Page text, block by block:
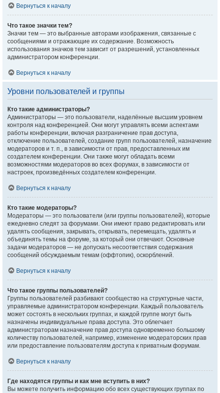
Вернуться к началу
Что такое значки тем?
Значки тем — это выбранные авторами изображения, связанные с
сообщениями и отражающие их содержание. Возможность
использования значков тем зависит от разрешений, установленных
администратором конференции.
Вернуться к началу
Уровни пользователей и группы
Кто такие администраторы?
Администраторы — это пользователи, наделённые высшим уровнем
контроля над конференцией. Они могут управлять всеми аспектами
работы конференции, включая разграничение прав доступа,
отключение пользователей, создание групп пользователей, назначение
модераторов и т. п., в зависимости от прав, предоставленных им
создателем конференции. Они также могут обладать всеми
возможностями модераторов во всех форумах, в зависимости от
настроек, произведённых создателем конференции.
Вернуться к началу
Кто такие модераторы?
Модераторы — это пользователи (или группы пользователей), которые
ежедневно следят за форумами. Они имеют право редактировать или
удалять сообщения, закрывать, открывать, перемещать, удалять и
объединять темы на форуме, за который они отвечают. Основные
задачи модераторов — не допускать несоответствия содержания
сообщений обсуждаемым темам (оффтопик), оскорблений.
Вернуться к началу
Что такое группы пользователей?
Группы пользователей разбивают сообщество на структурные части,
управляемые администратором конференции. Каждый пользователь
может состоять в нескольких группах, и каждой группе могут быть
назначены индивидуальные права доступа. Это облегчает
администраторам назначение прав доступа одновременно большому
количеству пользователей, например, изменение модераторских прав
или предоставление пользователям доступа к приватным форумам.
Вернуться к началу
Где находятся группы и как мне вступить в них?
Вы можете получить информацию обо всех существующих группах по